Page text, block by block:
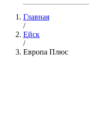
Главная
/
Ейск
/
Европа Плюс